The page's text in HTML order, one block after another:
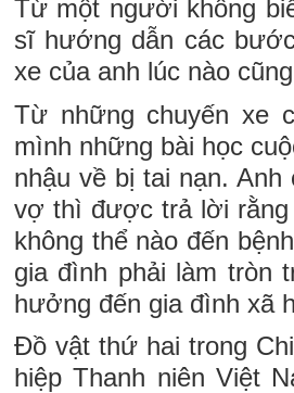
Từ một người không
sĩ hướng dẫn các
xe của anh lúc nào
Từ những chuyến xe
mình những bài học
nhậu về bị tai nạn.
vợ thì được trả lời rằng
không thể nào đến
gia đình phải làm tròn
hưởng đến gia đình xã
Đồ vật thứ hai trong
hiệp Thanh niên Việt